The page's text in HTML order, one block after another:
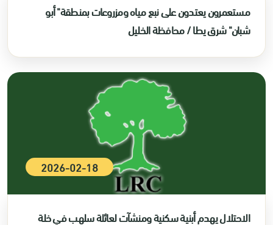
مستعمرون يعتدون على نبع مياه ومزروعات بمنطقة" أبو
شبان" شرق يطا / محافظة الخليل
2026-02-18
الاحتلال يهدم أبنية سكنية ومنشآت لعائلة سلهب في خلة